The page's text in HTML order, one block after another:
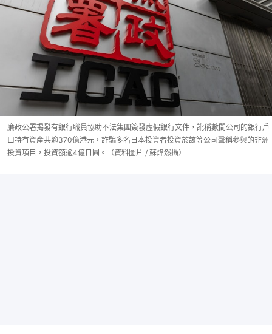
廉政公署揭發有銀行職員協助不法集團簽發虛假銀行文件，訛稱數間公司的銀行戶
口持有資產共逾370億港元，詐騙多名日本投資者投資於該等公司聲稱參與的非洲
投資項目，投資額逾4億日圓。（資料圖片 / 蘇煒然攝）